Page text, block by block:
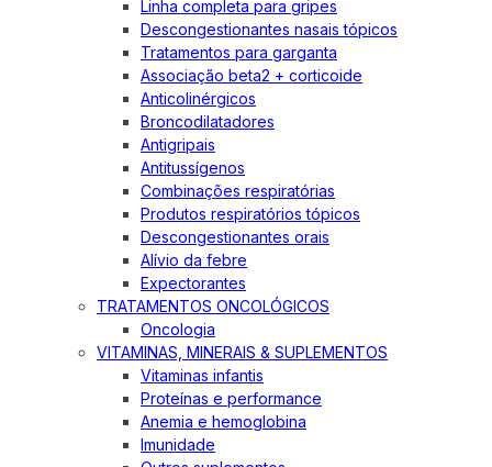
Linha completa para gripes
Descongestionantes nasais tópicos
Tratamentos para garganta
Associação beta2 + corticoide
Anticolinérgicos
Broncodilatadores
Antigripais
Antitussígenos
Combinações respiratórias
Produtos respiratórios tópicos
Descongestionantes orais
Alívio da febre
Expectorantes
TRATAMENTOS ONCOLÓGICOS
Oncologia
VITAMINAS, MINERAIS & SUPLEMENTOS
Vitaminas infantis
Proteínas e performance
Anemia e hemoglobina
Imunidade